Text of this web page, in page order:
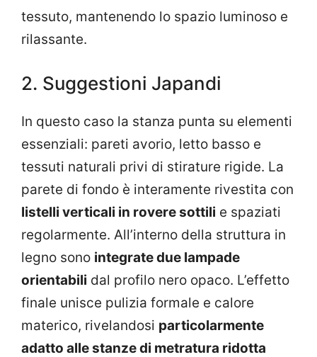
tessuto, mantenendo lo spazio luminoso e
rilassante.
2. Suggestioni Japandi
In questo caso la stanza punta su elementi
essenziali: pareti avorio, letto basso e
tessuti naturali privi di stirature rigide. La
parete di fondo è interamente rivestita con
listelli verticali in rovere sottili e spaziati
regolarmente. All’interno della struttura in
legno sono integrate due lampade
orientabili dal profilo nero opaco. L’effetto
finale unisce pulizia formale e calore
materico, rivelandosi particolarmente
adatto alle stanze di metratura ridotta